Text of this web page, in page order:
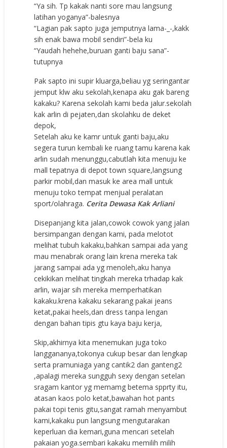
“Ya sih. Tp kakak nanti sore mau langsung
latihan yoganya”-balesnya
“Lagian pak sapto juga jemputnya lama-_-,kakk
sih enak bawa mobil sendiri”-bela ku
“Yaudah hehehe,buruan ganti baju sana”-
tutupnya
Pak sapto ini supir kluarga,beliau yg seringantar
jemput klw aku sekolah,kenapa aku gak bareng
kakaku? Karena sekolah kami beda jalur.sekolah
kak arlin di pejaten,dan skolahku de deket
depok,
Setelah aku ke kamr untuk ganti baju,aku
segera turun kembali ke ruang tamu karena kak
arlin sudah menunggu,cabutlah kita menuju ke
mall tepatnya di depot town square,langsung
parkir mobil,dan masuk ke area mall untuk
menuju toko tempat menjual peralatan
sport/olahraga. Cerita Dewasa Kak Arliani
Disepanjang kita jalan,cowok cowok yang jalan
bersimpangan dengan kami, pada melotot
melihat tubuh kakaku,bahkan sampai ada yang
mau menabrak orang lain krena mereka tak
jarang sampai ada yg menoleh,aku hanya
cekikikan melihat tingkah mereka trhadap kak
arlin, wajar sih mereka memperhatikan
kakaku.krena kakaku sekarang pakai jeans
ketat,pakai heels,dan dress tanpa lengan
dengan bahan tipis gtu kaya baju kerja,
Skip,akhirnya kita menemukan juga toko
langgananya,tokonya cukup besar dan lengkap
serta pramuniaga yang cantik2 dan ganteng2
,apalagi mereka sungguh sexy dengan setelan
sragam kantor yg memamg betema spprty itu,
atasan kaos polo ketat,bawahan hot pants
pakai topi tenis gitu,sangat ramah menyambut
kami,kakaku pun langsung mengutarakan
keperluan dia kemari,guna mencari setelah
pakaian yoga.sembari kakaku memilih milih